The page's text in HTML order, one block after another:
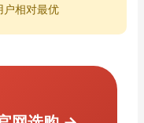
户相对最优